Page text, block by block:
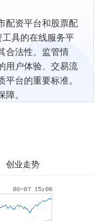
配资平台和股票配
具的在线服务平
合法性、监管情
用户体验、交易流
台的重要标准。
。
创业走势